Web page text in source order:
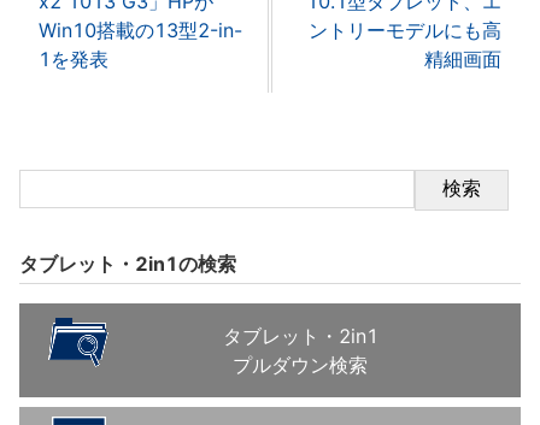
Win10搭載の13型2-in-
1を発表
ントリーモデルにも高
精細画面
検索
タブレット・2in1の検索
タブレット・2in1
プルダウン検索